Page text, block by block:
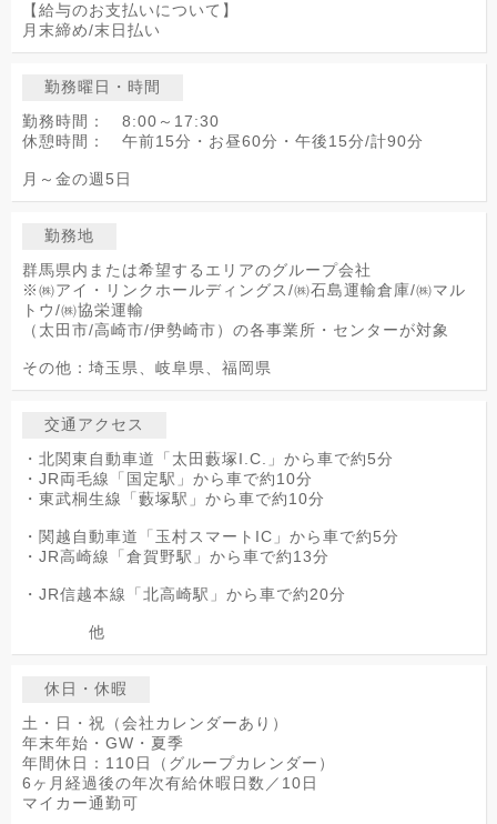
【給与のお支払いについて】
月末締め/末日払い
勤務曜日・時間
勤務時間： 8:00～17:30
休憩時間： 午前15分・お昼60分・午後15分/計90分
月～金の週5日
勤務地
群馬県内または希望するエリアのグループ会社
※㈱アイ・リンクホールディングス/㈱石島運輸倉庫/㈱マル
トウ/㈱協栄運輸
（太田市/高崎市/伊勢崎市）の各事業所・センターが対象
その他：埼玉県、岐阜県、福岡県
交通アクセス
・北関東自動車道「太田藪塚I.C.」から車で約5分
・JR両毛線「国定駅」から車で約10分
・東武桐生線「藪塚駅」から車で約10分
・関越自動車道「玉村スマートIC」から車で約5分
・JR高崎線「倉賀野駅」から車で約13分
・JR信越本線「北高崎駅」から車で約20分
他
休日・休暇
土・日・祝（会社カレンダーあり）
年末年始・GW・夏季
年間休日：110日（グループカレンダー）
6ヶ月経過後の年次有給休暇日数／10日
マイカー通勤可